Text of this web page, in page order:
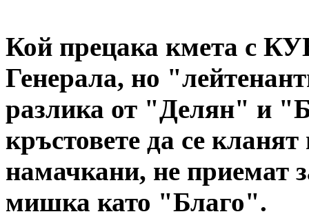
Кой прецака кмета с
Генерала, но
разлика от "Делян" и
кръстовете да се
намачкани, не приемат
мишка като "Благо".